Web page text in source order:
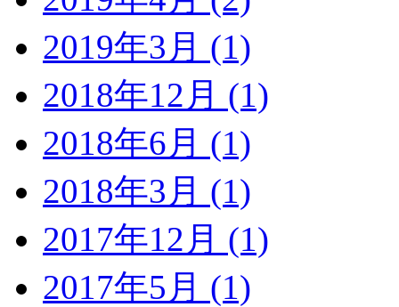
2019年3月 (1)
2018年12月 (1)
2018年6月 (1)
2018年3月 (1)
2017年12月 (1)
2017年5月 (1)